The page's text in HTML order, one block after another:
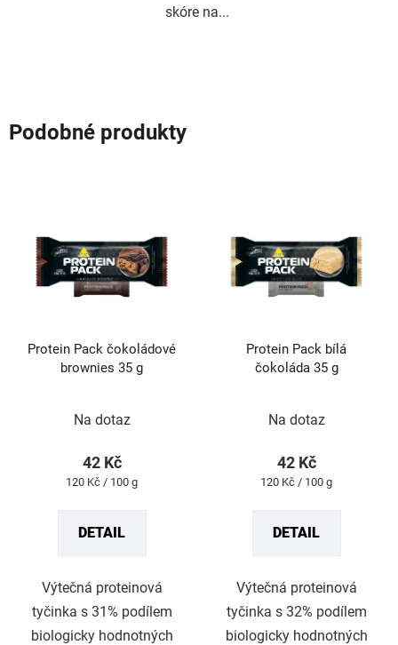
skóre na...
Podobné produkty
Protein Pack čokoládové
brownies 35 g
produktu
hvězdiček.
Na dotaz
42 Kč
Měrná
120 Kč / 100 g
DETAIL
Výtečná proteinová
tyčinka s 31% podílem
biologicky hodnotných
Protein Pack bílá
čokoláda 35 g
produktu
hvězdiček.
Na dotaz
42 Kč
Měrná
120 Kč / 100 g
DETAIL
Výtečná proteinová
tyčinka s 32% podílem
biologicky hodnotných